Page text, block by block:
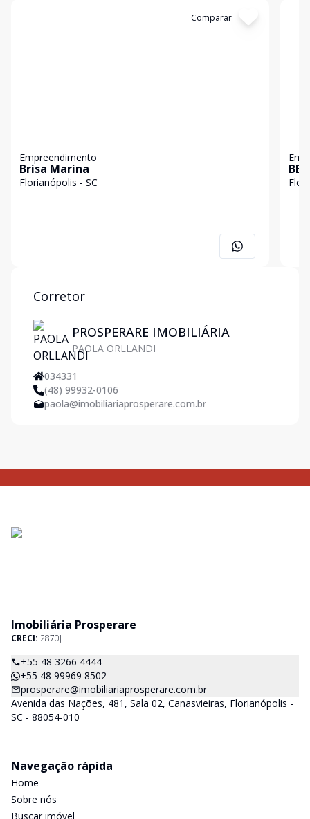
Comparar
Empreendimento
Brisa Marina
Florianópolis - SC
Corretor
PROSPERARE IMOBILIÁRIA
PAOLA ORLLANDI
034331
(48) 99932-0106
paola@imobiliariaprosperare.com.br
Imobiliária Prosperare
CRECI: 2870J
+55 48 3266 4444
+55 48 99969 8502
prosperare@imobiliariaprosperare.com.br
Avenida das Nações, 481, Sala 02, Canasvieiras, Florianópolis -
SC - 88054-010
Navegação rápida
Home
Sobre nós
Buscar imóvel